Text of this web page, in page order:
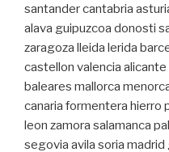
santander cantabria
alava guipuzcoa donosti
zaragoza lleida lerida
castellon valencia
baleares mallorca
canaria formentera hierro
leon zamora salamanca
segovia avila soria